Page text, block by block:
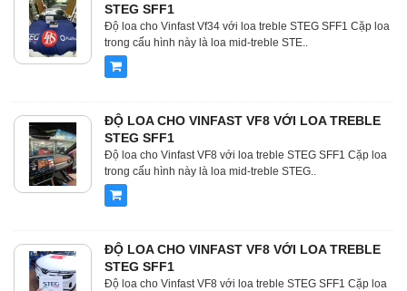
STEG SFF1
Độ loa cho Vinfast Vf34 với loa treble STEG SFF1 Cặp loa
trong cấu hình này là loa mid-treble STE..
ĐỘ LOA CHO VINFAST VF8 VỚI LOA TREBLE
STEG SFF1
Độ loa cho Vinfast VF8 với loa treble STEG SFF1 Cặp loa
trong cấu hình này là loa mid-treble STEG..
ĐỘ LOA CHO VINFAST VF8 VỚI LOA TREBLE
STEG SFF1
Độ loa cho Vinfast VF8 với loa treble STEG SFF1 Cặp loa